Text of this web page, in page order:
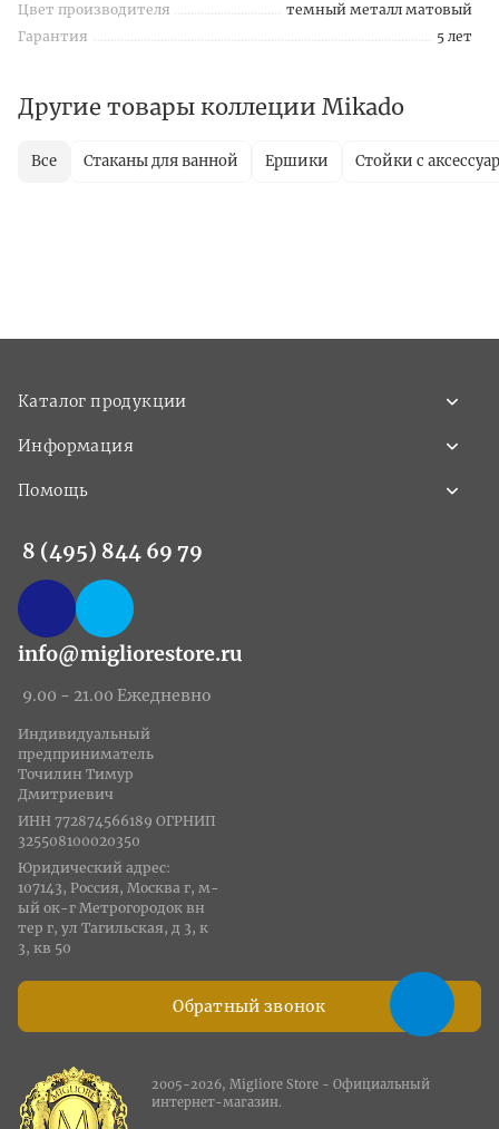
Цвет производителя
темный металл матовый
Гарантия
5 лет
Другие товары коллеции Mikado
Все Стаканы для ванной Ершики Стойки с
Каталог продукции
Информация
Помощь
8 (495) 844 69 79
info@migliorestore.ru
9.00 - 21.00 Ежедневно
Обратный звонок
Индивидуальный
предприниматель
Точилин Тимур
Дмитриевич
ИНН 772874566189 ОГРНИП
325508100020350
Юридический адрес:
107143, Россия, Москва г, м-
ый ок-г Метрогородок вн
тер г, ул Тагильская, д 3, к
3, кв 50
2005-2026, Migliore Store - Официальный
интернет-магазин.